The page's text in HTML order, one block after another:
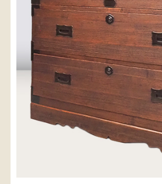
お届け先、送料ランクを選択
示されます。
お届け先
送料ランク
配送料金(税込)